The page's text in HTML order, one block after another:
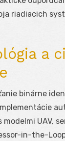
riadiacich
a
binárne
modelmi UAV,
in-the-